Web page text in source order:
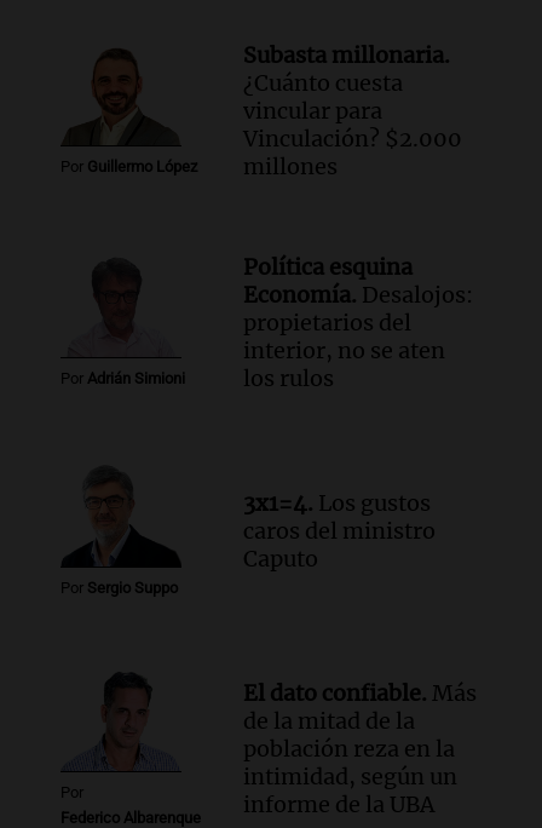
Episodios
Por Guillermo López
Subasta millonaria.
¿Cuánto cuesta
vincular para
Vinculación? $2.000
millones
Por Adrián Simioni
Política esquina
Economía. Desalojos:
propietarios del
interior, no se aten
los rulos
Por Sergio Suppo
3x1=4. Los gustos
caros del ministro
Caputo
Por
Federico Albarenque
El dato confiable. Más
de la mitad de la
población reza en la
intimidad, según un
informe de la UBA